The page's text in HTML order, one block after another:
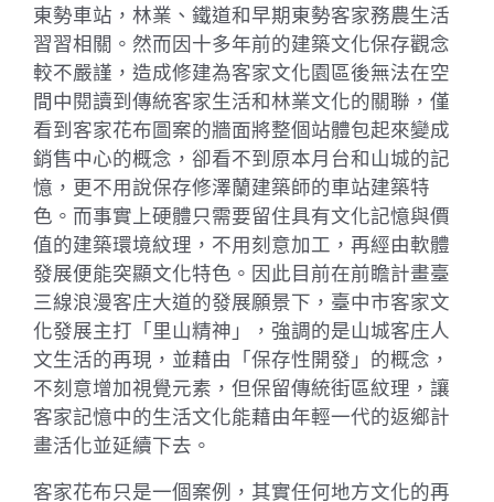
東勢車站，林業、鐵道和早期東勢客家務農生活
習習相關。然而因十多年前的建築文化保存觀念
較不嚴謹，造成修建為客家文化園區後無法在空
間中閱讀到傳統客家生活和林業文化的關聯，僅
看到客家花布圖案的牆面將整個站體包起來變成
銷售中心的概念，卻看不到原本月台和山城的記
憶，更不用說保存修澤蘭建築師的車站建築特
色。而事實上硬體只需要留住具有文化記憶與價
值的建築環境紋理，不用刻意加工，再經由軟體
發展便能突顯文化特色。因此目前在前瞻計畫臺
三線浪漫客庄大道的發展願景下，臺中市客家文
化發展主打「里山精神」，強調的是山城客庄人
文生活的再現，並藉由「保存性開發」的概念，
不刻意增加視覺元素，但保留傳統街區紋理，讓
客家記憶中的生活文化能藉由年輕一代的返鄉計
畫活化並延續下去。
客家花布只是一個案例，其實任何地方文化的再